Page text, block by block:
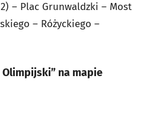
– Plac Grunwaldzki – Most
– Różyckiego –
na mapie